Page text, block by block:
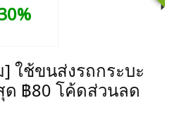
ใช้ขนส่งรถกระบะ
ด ฿80 โค้ดส่วนลด